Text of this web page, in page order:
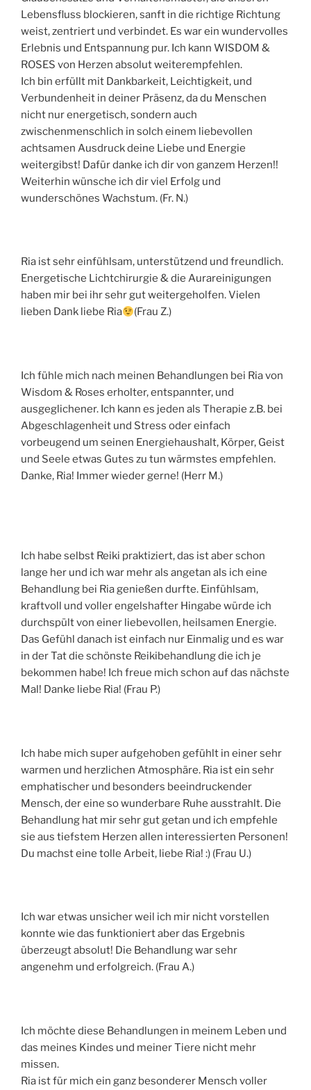
Lebensfluss blockieren, sanft in die richtige Richtung
weist, zentriert und verbindet. Es war ein wundervolles
Erlebnis und Entspannung pur. Ich kann WISDOM &
ROSES von Herzen absolut weiterempfehlen.
Ich bin erfüllt mit Dankbarkeit, Leichtigkeit, und
Verbundenheit in deiner Präsenz, da du Menschen
nicht nur energetisch, sondern auch
zwischenmenschlich in solch einem liebevollen
achtsamen Ausdruck deine Liebe und Energie
weitergibst! Dafür danke ich dir von ganzem Herzen!!
Weiterhin wünsche ich dir viel Erfolg und
wunderschönes Wachstum. (Fr. N.)
Ria ist sehr einfühlsam, unterstützend und freundlich.
Energetische Lichtchirurgie & die Aurareinigungen
haben mir bei ihr sehr gut weitergeholfen. Vielen
lieben Dank liebe Ria
(Frau Z.)
Ich fühle mich nach meinen Behandlungen bei Ria von
Wisdom & Roses erholter, entspannter, und
ausgeglichener. Ich kann es jeden als Therapie z.B. bei
Abgeschlagenheit und Stress oder einfach
vorbeugend um seinen Energiehaushalt, Körper, Geist
und Seele etwas Gutes zu tun wärmstes empfehlen.
Danke, Ria! Immer wieder gerne! (Herr M.)
Ich habe selbst Reiki praktiziert, das ist aber schon
lange her und ich war mehr als angetan als ich eine
Behandlung bei Ria genießen durfte. Einfühlsam,
kraftvoll und voller engelshafter Hingabe würde ich
durchspült von einer liebevollen, heilsamen Energie.
Das Gefühl danach ist einfach nur Einmalig und es war
in der Tat die schönste Reikibehandlung die ich je
bekommen habe! Ich freue mich schon auf das nächste
Mal! Danke liebe Ria! (Frau P.)
Ich habe mich super aufgehoben gefühlt in einer sehr
warmen und herzlichen Atmosphäre. Ria ist ein sehr
emphatischer und besonders beeindruckender
Mensch, der eine so wunderbare Ruhe ausstrahlt. Die
Behandlung hat mir sehr gut getan und ich empfehle
sie aus tiefstem Herzen allen interessierten Personen!
Du machst eine tolle Arbeit, liebe Ria! :) (Frau U.)
Ich war etwas unsicher weil ich mir nicht vorstellen
konnte wie das funktioniert aber das Ergebnis
überzeugt absolut! Die Behandlung war sehr
angenehm und erfolgreich. (Frau A.)
Ich möchte diese Behandlungen in meinem Leben und
das meines Kindes und meiner Tiere nicht mehr
missen.
Ria ist für mich ein ganz besonderer Mensch voller